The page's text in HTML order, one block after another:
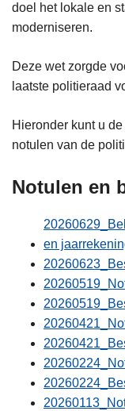
doel het lokale en
moderniseren.
Deze wet zorgde
laatste politieraad
Hieronder kunt u
notulen van de
Notulen en
en